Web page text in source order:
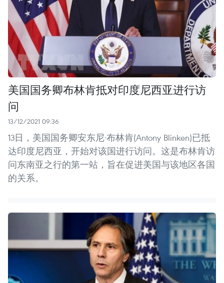
美国国务卿布林肯抵对印度尼西亚进行访
问
13/12/2021 09:36
13日，美国国务卿安东尼·布林肯(Antony Blinken)已抵
达印度尼西亚，开始对该国进行访问。这是布林肯访
问东南亚之行的第一站，旨在促进美国与该地区各国
的关系。